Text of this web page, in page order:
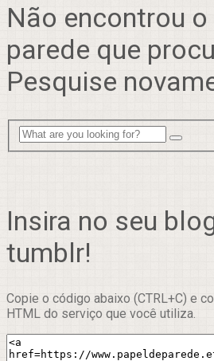
Não encontrou
parede que
Pesquise
Insira no seu
tumblr!
Copie o código abaixo (CTRL+C) e
HTML do serviço que você utiliza.